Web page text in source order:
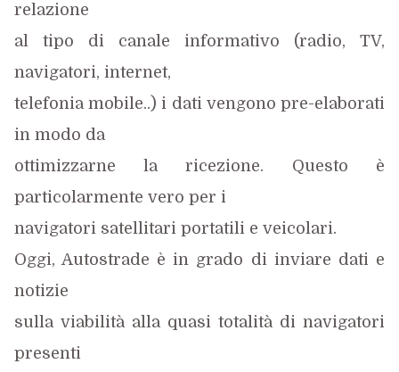
relazione
al tipo di canale informativo (radio, TV,
navigatori, internet,
telefonia mobile..) i dati vengono pre-elaborati
in modo da
ottimizzarne la ricezione. Questo è
particolarmente vero per i
navigatori satellitari portatili e veicolari.
Oggi, Autostrade è in grado di inviare dati e
notizie
sulla viabilità alla quasi totalità di navigatori
presenti